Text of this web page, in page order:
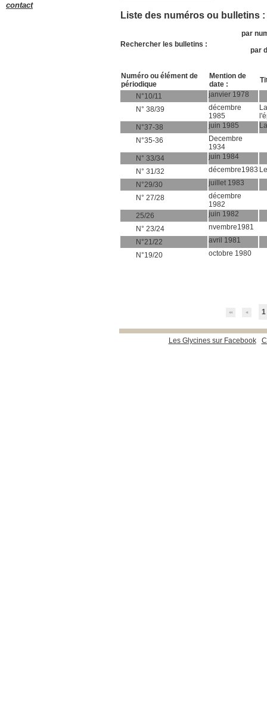
Liste des numéros ou bulletins :
Rechercher les bulletins :
par
par
Numéro ou élément de
périodique
Mention de
date :
N°10/11
janvier 1978
N° 38/39
décembre
1985
N°37-38
juin 1985
N°35-36
Decembre
1934
N° 33/34
juin 1984
N° 31/32
décembre1983
N°29/30
juillet 1983
N° 27/28
décembre
1982
25/26
juin 1982
N° 23/24
nvembre1981
N°21/22
avril 1981
N°19/20
octobre 1980
1
Les Glycines sur Facebook
contact